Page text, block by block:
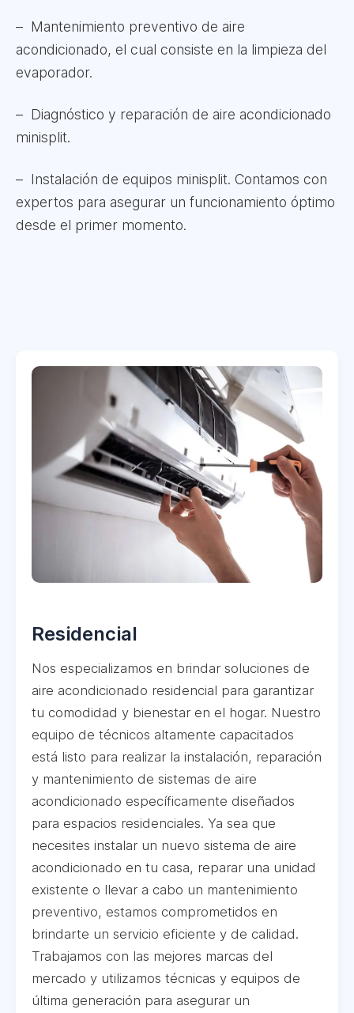
Mantenimiento preventivo de aire
acondicionado, el cual consiste en la limpieza del
evaporador.
Diagnóstico y reparación de aire acondicionado
minisplit.
Instalación de equipos minisplit. Contamos con
expertos para asegurar un funcionamiento óptimo
desde el primer momento.
Residencial
Nos especializamos en brindar soluciones de
aire acondicionado residencial para garantizar
tu comodidad y bienestar en el hogar. Nuestro
equipo de técnicos altamente capacitados
está listo para realizar la instalación, reparación
y mantenimiento de sistemas de aire
acondicionado específicamente diseñados
para espacios residenciales. Ya sea que
necesites instalar un nuevo sistema de aire
acondicionado en tu casa, reparar una unidad
existente o llevar a cabo un mantenimiento
preventivo, estamos comprometidos en
brindarte un servicio eficiente y de calidad.
Trabajamos con las mejores marcas del
mercado y utilizamos técnicas y equipos de
última generación para asegurar un